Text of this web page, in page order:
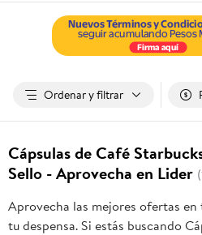
Ordenar y filtrar
Cápsulas de Café
Sello - Aprovecha en Lider
Aprovecha las mejores ofertas
tu despensa. Si estás buscando